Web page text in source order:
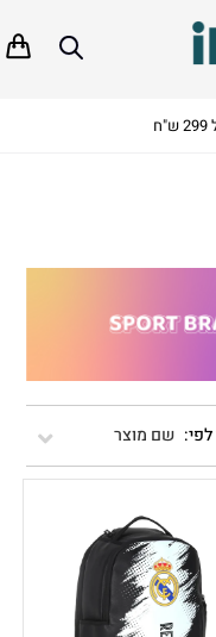
שם מוצר